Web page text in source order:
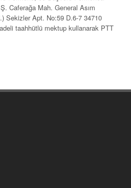
Caferağa Mah. General Asım
Sekizler Apt. No:59 D.6-7 34710
taahhütlü mektup kullanarak PTT